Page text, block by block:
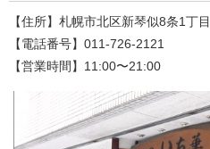
【住所】札幌市北区新琴似8条1丁目
【電話番号】011-726-2121
【営業時間】11:00〜21:00